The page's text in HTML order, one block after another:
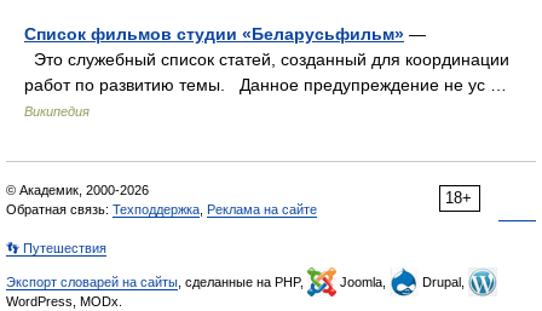
Список фильмов студии «Беларусьфильм» —
Это служебный список статей, созданный для координации
работ по развитию темы. Данное предупреждение не ус …
Википедия
18+
© Академик, 2000-2026
Обратная связь: Техподдержка Реклама на сайте
👣 Путешествия
Экспорт словарей на сайты , сделанные на PHP, Joomla,
Drupal,
WordPress, MODx.